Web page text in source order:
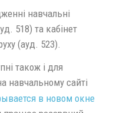
навчальні
518) та кабінет
(ауд. 523).
також і для
навчальному сайті